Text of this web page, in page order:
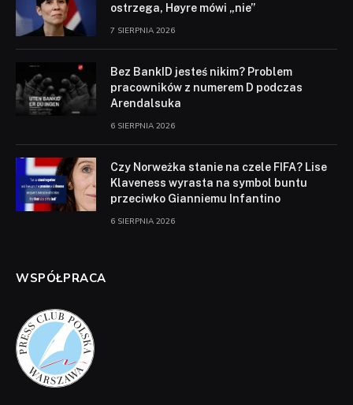
ostrzega, Høyre mówi „nie”
7 SIERPNIA 2026
Bez BankID jesteś nikim? Problem
pracowników z numerem D podczas
Arendalsuka
6 SIERPNIA 2026
Czy Norweżka stanie na czele FIFA? Lise
Klaveness wyrasta na symbol buntu
przeciwko Gianniemu Infantino
6 SIERPNIA 2026
WSPÓŁPRACA